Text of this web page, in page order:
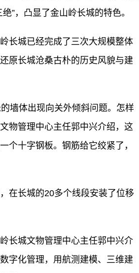
”，凸显了金山岭长城的特色。
长城已经完成了三次大规模整体
原长城沧桑古朴的历史风貌与建
墙体出现向关外倾斜问题。怎样
物管理中心主任郭中兴介绍，这
个十字钢板。钢筋给它绞紧了，
在长城的20多个线段安装了位移
长城文物管理中心主任郭中兴介
字化管理，用航测建模、三维建